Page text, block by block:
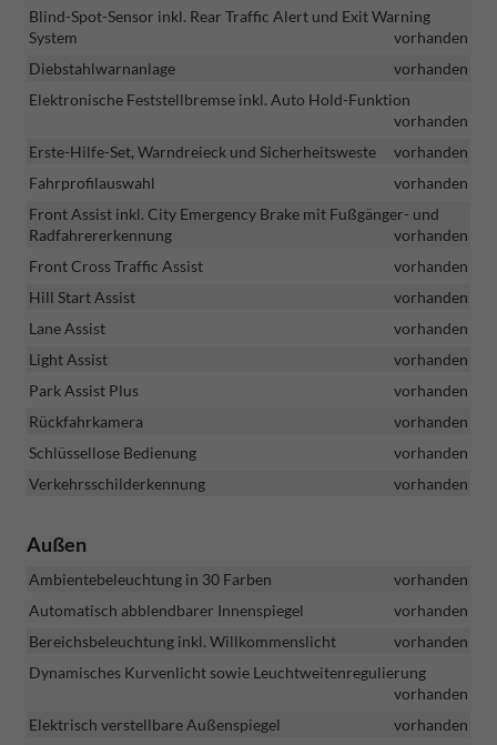
Blind-Spot-Sensor inkl. Rear Traffic Alert und Exit Warning
System
vorhanden
Diebstahlwarnanlage
vorhanden
Elektronische Feststellbremse inkl. Auto Hold-Funktion
vorhanden
Erste-Hilfe-Set, Warndreieck und Sicherheitsweste
vorhanden
Fahrprofilauswahl
vorhanden
Front Assist inkl. City Emergency Brake mit Fußgänger- und
Radfahrererkennung
vorhanden
Front Cross Traffic Assist
vorhanden
Hill Start Assist
vorhanden
Lane Assist
vorhanden
Light Assist
vorhanden
Park Assist Plus
vorhanden
Rückfahrkamera
vorhanden
Schlüssellose Bedienung
vorhanden
Verkehrsschilderkennung
vorhanden
Außen
Ambientebeleuchtung in 30 Farben
vorhanden
Automatisch abblendbarer Innenspiegel
vorhanden
Bereichsbeleuchtung inkl. Willkommenslicht
vorhanden
Dynamisches Kurvenlicht sowie Leuchtweitenregulierung
vorhanden
Elektrisch verstellbare Außenspiegel
vorhanden